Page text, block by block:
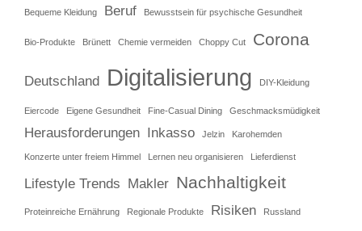
Bequeme Kleidung Beruf Bewusstsein für psychische Gesundheit
Bio-Produkte Brünett Chemie vermeiden Choppy Cut Corona
Deutschland Digitalisierung DIY-Kleidung
Eiercode Eigene Gesundheit Fine-Casual Dining Geschmacksmüdigkeit
Herausforderungen Inkasso Jelzin Karohemden
Konzerte unter freiem Himmel Lernen neu organisieren Lieferdienst
Lifestyle Trends Makler Nachhaltigkeit
Proteinreiche Ernährung Regionale Produkte Risiken Russland